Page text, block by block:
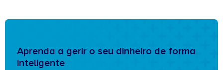
Aprenda a gerir o seu dinheiro de forma
inteligente